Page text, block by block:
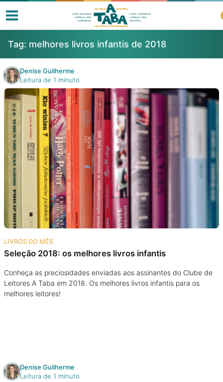
Livros
Resenhas
Clube de Leitores
Como ler?
Na escola
Na família
Colunas
Cursos On line
Tag: melhores livros infantis de 2018
Denise Guilherme
Leitura de 1 minuto
LIVROS DO MÊS
Seleção 2018: os melhores livros infantis
Conheça as preciosidades enviadas aos assinantes do Clube de
Leitores A Taba em 2018. Os melhores livros infantis para os
melhores leitores!
Denise Guilherme
Leitura de 1 minuto